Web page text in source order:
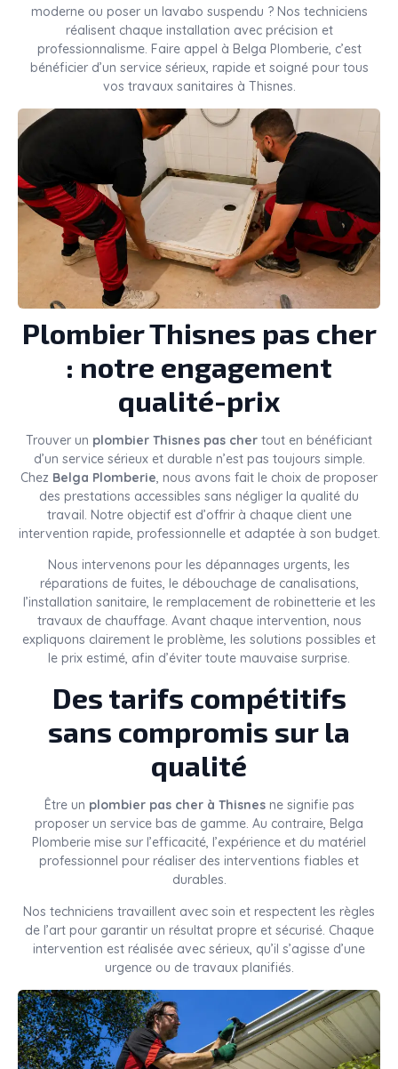
moderne ou poser un lavabo suspendu ? Nos techniciens
réalisent chaque installation avec précision et
professionnalisme. Faire appel à Belga Plomberie, c’est
bénéficier d’un service sérieux, rapide et soigné pour tous
vos travaux sanitaires à Thisnes.
Plombier Thisnes pas cher
: notre engagement
qualité-prix
Trouver un plombier Thisnes pas cher tout en bénéficiant
d’un service sérieux et durable n’est pas toujours simple.
Chez Belga Plomberie , nous avons fait le choix de proposer
des prestations accessibles sans négliger la qualité du
travail. Notre objectif est d’offrir à chaque client une
intervention rapide, professionnelle et adaptée à son budget.
Nous intervenons pour les dépannages urgents, les
réparations de fuites, le débouchage de canalisations,
l’installation sanitaire, le remplacement de robinetterie et les
travaux de chauffage. Avant chaque intervention, nous
expliquons clairement le problème, les solutions possibles et
le prix estimé, afin d’éviter toute mauvaise surprise.
Des tarifs compétitifs
sans compromis sur la
qualité
Être un plombier pas cher à Thisnesne signifie pas
proposer un service bas de gamme. Au contraire, Belga
Plomberie mise sur l’efficacité, l’expérience et du matériel
professionnel pour réaliser des interventions fiables et
durables.
Nos techniciens travaillent avec soin et respectent les règles
de l’art pour garantir un résultat propre et sécurisé. Chaque
intervention est réalisée avec sérieux, qu’il s’agisse d’une
urgence ou de travaux planifiés.